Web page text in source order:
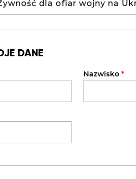
dla ofiar wojny na
DANE
Nazwisko*